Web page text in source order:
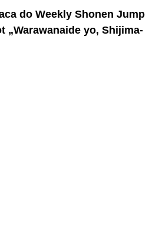
do Weekly Shonen Jump
„Warawanaide yo, Shijima-